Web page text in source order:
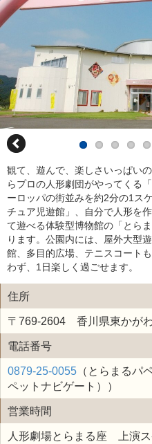
観て、遊んで、楽しさいっぱい
らプロの人形劇団がやってくる
ーロッパの街並みを約2分の1ス
チュア児遊館」、自分で人形を
て遊べる体験型博物館の「とら
ります。公園内には、屋外大型
館、多目的広場、テニスコート
わず、1日楽しく過ごせます。
住所
〒769-2604 香川県東かが
電話番号
0879-25-0055 （とらまるパ
ペットナビゲート））
営業時間
人形劇場とらまる座 上演